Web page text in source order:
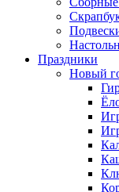
Праздники
Новый